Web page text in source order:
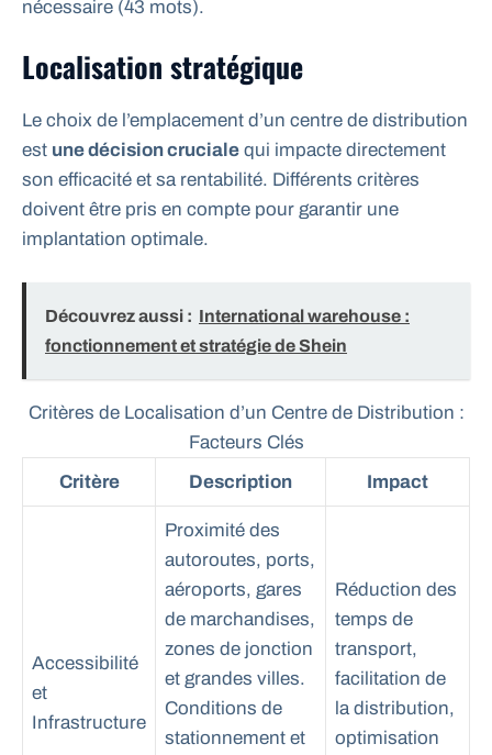
nécessaire (43 mots).
Localisation stratégique
Le choix de l’emplacement d’un centre de distribution
est une décision cruciale qui impacte directement
son efficacité et sa rentabilité. Différents critères
doivent être pris en compte pour garantir une
implantation optimale.
Découvrez aussi : International warehouse :
fonctionnement et stratégie de Shein
Critères de Localisation d’un Centre de Distribution :
Facteurs Clés
Critère
Description Impact
Accessibilité
et
Infrastructure
Proximité des
autoroutes, ports,
aéroports, gares
de marchandises,
zones de jonction
et grandes villes.
Conditions de
stationnement et
Réduction des
temps de
transport,
facilitation de
la distribution,
optimisation